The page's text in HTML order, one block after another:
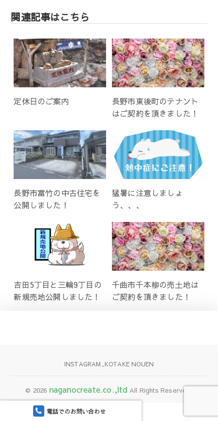
電話でのお問い合わせ
ゲ
シ
ョ
ン
関連記事はこちら
定休日のご案内
長野市東後町のテナント
はご契約を頂きました！
長野市富竹の中古住宅を
公開しました！
猛暑に注意しましょ
う、、、
吉田5丁目と三輪9丁目の
新規売地公開しました！
千曲市千本柳の売土地は
ご契約を頂きました！
INSTAGRAM_KOTAKE NOUEN
© 2026 naganocreate.co.,ltd All Rights Reserved.